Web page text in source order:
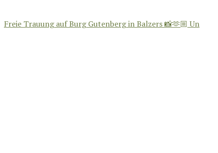
Freie Trauung auf Burg Gutenberg in Balzers 📸🫶🏼 Un